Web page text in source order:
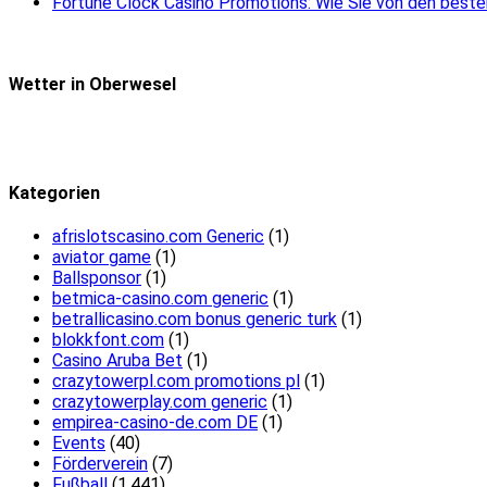
Wetter in Oberwesel
Kategorien
afrislotscasino.com Generic (1)
aviator game (1)
Ballsponsor (1)
betmica-casino.com generic (1)
betrallicasino.com bonus generic turk (1)
blokkfont.com (1)
Casino Aruba Bet (1)
crazytowerpl.com promotions pl (1)
crazytowerplay.com generic (1)
empirea-casino-de.com DE (1)
Events (40)
Förderverein (7)